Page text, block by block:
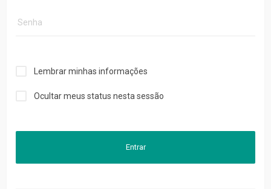
Lembrar minhas informações
Ocultar meus status nesta sessão
Entrar